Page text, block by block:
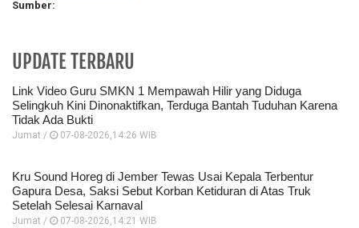
Sumber:
UPDATE TERBARU
Link Video Guru SMKN 1 Mempawah Hilir yang Diduga
Selingkuh Kini Dinonaktifkan, Terduga Bantah Tuduhan Karena
Tidak Ada Bukti
Jumat / 07-08-2026,14:26 WIB
Kru Sound Horeg di Jember Tewas Usai Kepala Terbentur
Gapura Desa, Saksi Sebut Korban Ketiduran di Atas Truk
Setelah Selesai Karnaval
Jumat / 07-08-2026,14:21 WIB